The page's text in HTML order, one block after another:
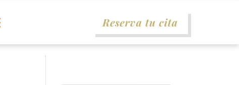
Reserva tu cita